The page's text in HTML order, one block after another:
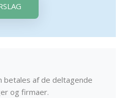
betales af de deltagende
og firmaer.